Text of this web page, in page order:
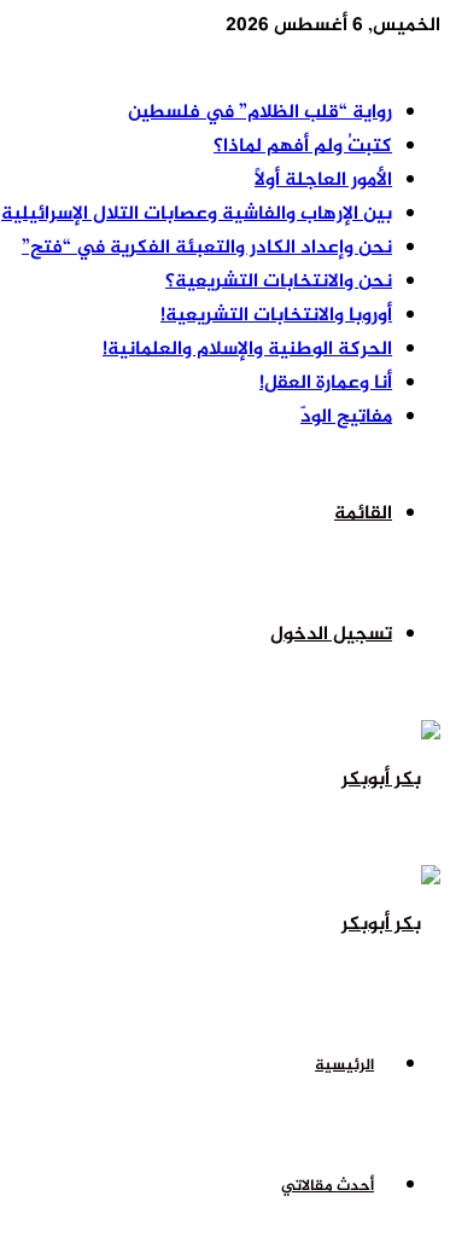
الخميس, 6 أغسطس 2026
رواية “قلب الظلام” في فلسطين
كتبتُ ولم أفهم لماذا؟
الأمور العاجلة أولًا
بين الإرهاب والفاشية وعصابات التلال الإسرائيلية
نحن وإعداد الكادر والتعبئة الفكرية في “فتح”
نحن والانتخابات التشريعية؟
أوروبا والانتخابات التشريعية!
الحركة الوطنية والإسلام والعلمانية!
أنا وعمارة العقل!
مفاتيح الودّ
القائمة
تسجيل الدخول
الرئيسية
أحدث مقالاتي